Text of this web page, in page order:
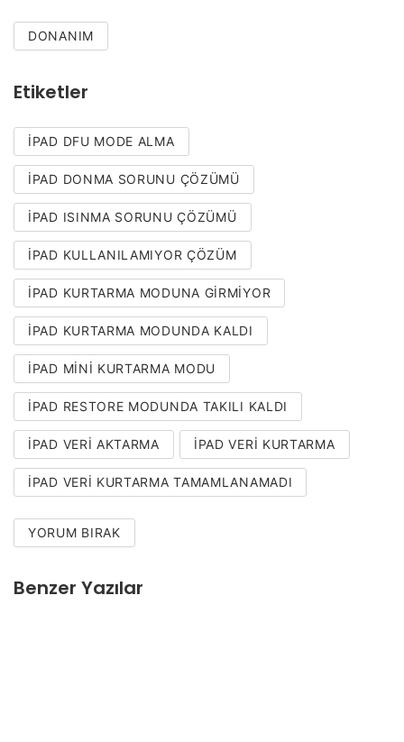
DONANIM
Etiketler
IPAD DFU MODE ALMA
IPAD DONMA SORUNU ÇÖZÜMÜ
IPAD ISINMA SORUNU ÇÖZÜMÜ
IPAD KULLANILAMIYOR ÇÖZÜM
IPAD KURTARMA MODUNA GIRMIYOR
IPAD KURTARMA MODUNDA KALDI
IPAD MINI KURTARMA MODU
IPAD RESTORE MODUNDA TAKILI KALDI
IPAD VERI AKTARMA IPAD VERI KURTARMA
IPAD VERI KURTARMA TAMAMLANAMADI
YORUM BIRAK
Benzer Yazılar